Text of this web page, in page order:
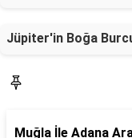
Jüpiter'in Boğa
Muğla İle Adana